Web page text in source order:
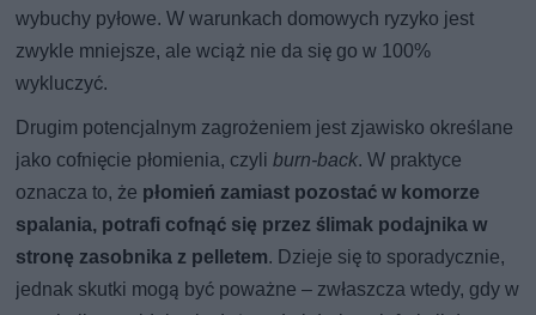
wybuchy pyłowe. W warunkach domowych ryzyko jest
zwykle mniejsze, ale wciąż nie da się go w 100%
wykluczyć.
Drugim potencjalnym zagrożeniem jest zjawisko określane
jako cofnięcie płomienia, czyliburn-back. W praktyce
oznacza to, że płomień zamiast pozostać w komorze
spalania, potrafi cofnąć się przez ślimak podajnika w
stronę zasobnika z pelletem. Dzieje się to sporadycznie,
jednak skutki mogą być poważne – zwłaszcza wtedy, gdy w